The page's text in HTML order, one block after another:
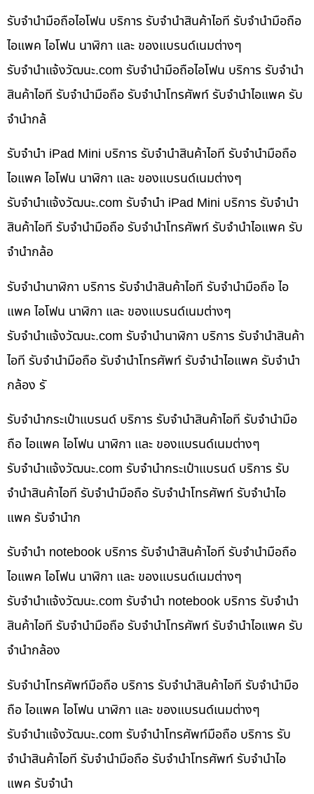
รับจำนำมือถือไอโฟน บริการ รับจำนำสินค้าไอที รับจำนำมือถือ
ไอแพค ไอโฟน นาฬิกา และ ของแบรนด์เนมต่างๆ
รับจํานําแจ้งวัฒนะ.com รับจำนำมือถือไอโฟน บริการ รับจำนำ
สินค้าไอที รับจำนำมือถือ รับจำนำโทรศัพท์ รับจำนำไอแพค รับ
จำนำกล้
รับจำนำ iPad Mini บริการ รับจำนำสินค้าไอที รับจำนำมือถือ
ไอแพค ไอโฟน นาฬิกา และ ของแบรนด์เนมต่างๆ
รับจํานําแจ้งวัฒนะ.com รับจำนำ iPad Mini บริการ รับจำนำ
สินค้าไอที รับจำนำมือถือ รับจำนำโทรศัพท์ รับจำนำไอแพค รับ
จำนำกล้อ
รับจำนำนาฬิกา บริการ รับจำนำสินค้าไอที รับจำนำมือถือ ไอ
แพค ไอโฟน นาฬิกา และ ของแบรนด์เนมต่างๆ
รับจํานําแจ้งวัฒนะ.com รับจำนำนาฬิกา บริการ รับจำนำสินค้า
ไอที รับจำนำมือถือ รับจำนำโทรศัพท์ รับจำนำไอแพค รับจำนำ
กล้อง รั
รับจำนำกระเป๋าแบรนด์ บริการ รับจำนำสินค้าไอที รับจำนำมือ
ถือ ไอแพค ไอโฟน นาฬิกา และ ของแบรนด์เนมต่างๆ
รับจํานําแจ้งวัฒนะ.com รับจำนำกระเป๋าแบรนด์ บริการ รับ
จำนำสินค้าไอที รับจำนำมือถือ รับจำนำโทรศัพท์ รับจำนำไอ
แพค รับจำนำก
รับจำนำ notebook บริการ รับจำนำสินค้าไอที รับจำนำมือถือ
ไอแพค ไอโฟน นาฬิกา และ ของแบรนด์เนมต่างๆ
รับจํานําแจ้งวัฒนะ.com รับจำนำ notebook บริการ รับจำนำ
สินค้าไอที รับจำนำมือถือ รับจำนำโทรศัพท์ รับจำนำไอแพค รับ
จำนำกล้อง
รับจำนำโทรศัพท์มือถือ บริการ รับจำนำสินค้าไอที รับจำนำมือ
ถือ ไอแพค ไอโฟน นาฬิกา และ ของแบรนด์เนมต่างๆ
รับจํานําแจ้งวัฒนะ.com รับจำนำโทรศัพท์มือถือ บริการ รับ
จำนำสินค้าไอที รับจำนำมือถือ รับจำนำโทรศัพท์ รับจำนำไอ
แพค รับจำนำ